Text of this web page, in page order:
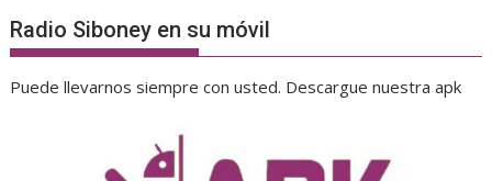
Radio Siboney en su móvil
Puede llevarnos siempre con usted. Descargue nuestra apk